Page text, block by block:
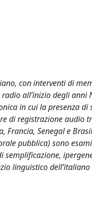
con interventi di
all’inizio degli anni
in cui la presenza
di registrazione audio
Francia, Senegal e
pubblica) sono
linguistico